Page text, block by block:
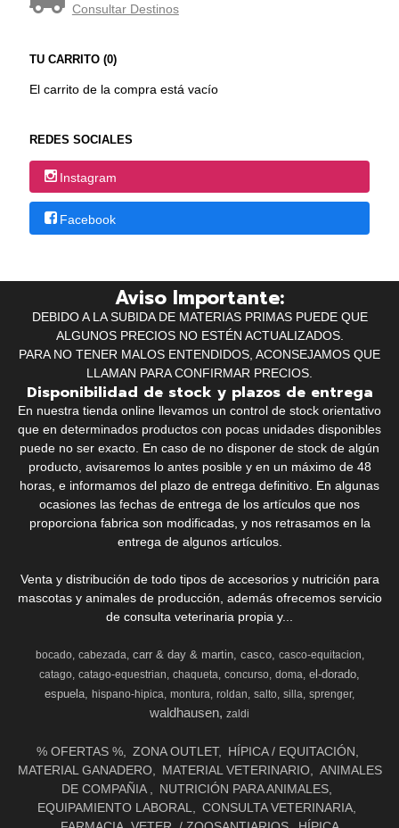
Consultar Destinos
TU CARRITO (0)
El carrito de la compra está vacío
REDES SOCIALES
Instagram
Facebook
Aviso Importante:
DEBIDO A LA SUBIDA DE MATERIAS PRIMAS PUEDE QUE
ALGUNOS PRECIOS NO ESTÉN ACTUALIZADOS.
PARA NO TENER MALOS ENTENDIDOS, ACONSEJAMOS QUE
LLAMAN PARA CONFIRMAR PRECIOS.
Disponibilidad de stock y plazos de entrega
En nuestra tienda online llevamos un control de stock orientativo
que en determinados productos con pocas unidades disponibles
puede no ser exacto. En caso de no disponer de stock de algún
producto, avisaremos lo antes posible y en un máximo de 48
horas, e informamos del plazo de entrega definitivo. En algunas
ocasiones las fechas de entrega de los artículos que nos
proporciona fabrica son modificadas, y nos retrasamos en la
entrega de algunos artículos.
Venta y distribución de todo tipos de accesorios y nutrición para
mascotas y animales de producción, además ofrecemos servicio
de consulta veterinaria propia y...
bocado cabezada carr & day & martin casco
casco-equitacion
catago catago-equestrian chaqueta concurso doma el-dorado
espuela
hispano-hipica montura roldan salto silla sprenger
waldhausen zaldi
% OFERTAS % ZONA OUTLET
HÍPICA / EQUITACIÓN
MATERIAL GANADERO
MATERIAL VETERINARIO
ANIMALES
DE COMPAÑIA
NUTRICIÓN PARA ANIMALES
EQUIPAMIENTO LABORAL
CONSULTA VETERINARIA